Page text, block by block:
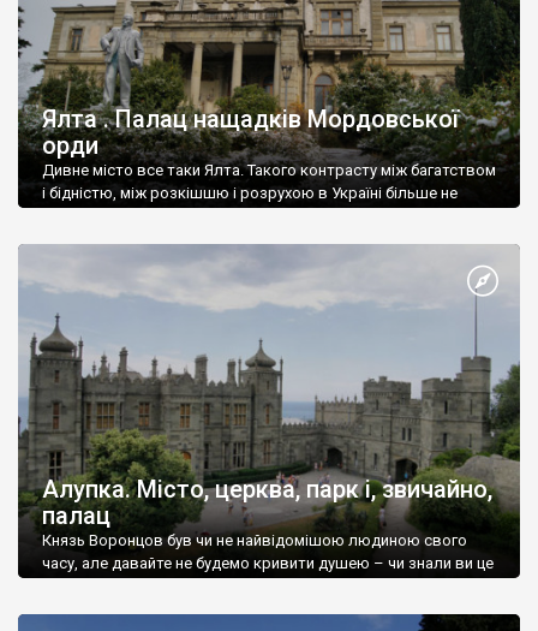
Ялта . Палац нащадків Мордовської
орди
Дивне місто все таки Ялта. Такого контрасту між багатством
і бідністю, між розкішшю і розрухою в Україні більше не
Алупка. Місто, церква, парк і, звичайно,
палац
Князь Воронцов був чи не найвідомішою людиною свого
часу, але давайте не будемо кривити душею – чи знали ви це